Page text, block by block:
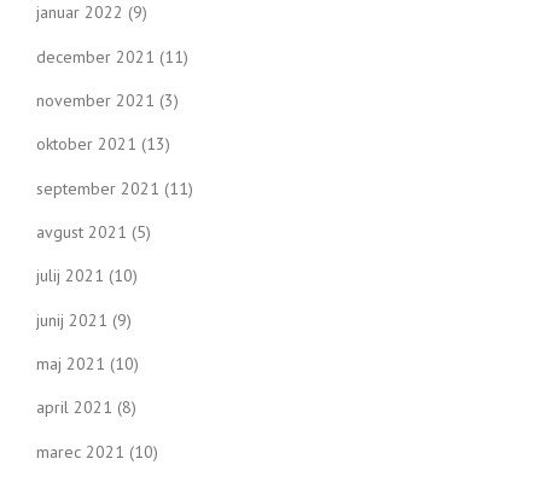
januar 2022 (9)
december 2021 (11)
november 2021 (3)
oktober 2021 (13)
september 2021 (11)
avgust 2021 (5)
julij 2021 (10)
junij 2021 (9)
maj 2021 (10)
april 2021 (8)
marec 2021 (10)